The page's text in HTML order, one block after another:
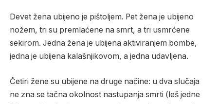
Devet žena ubijeno je pištoljem. Pet žena je ubijeno
nožem, tri su premlaćene na smrt, a tri usmrćene
sekirom. Jedna žena je ubijena aktiviranjem bombe,
jedna je ubijena kalašnjikovom, a jedna udavljena.
Četiri žene su ubijene na druge načine: u dva slučaja
ne zna se tačna okolnost nastupanja smrti (leš jedne